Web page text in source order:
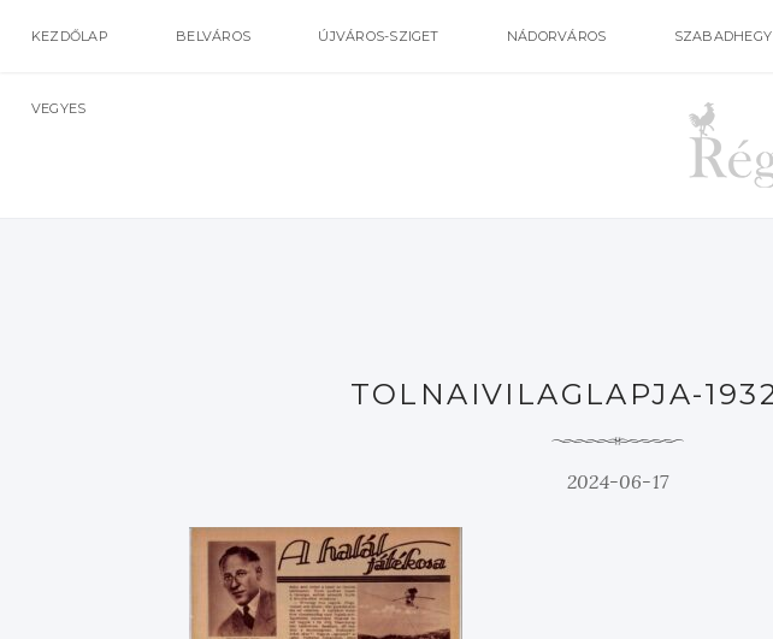
KEZDŐLAP BELVÁROS ÚJVÁROS-SZIGET NÁDORVÁROS SZABADHEGY
VEGYES
TOLNAIVILAGLAPJA-
2024-06-17